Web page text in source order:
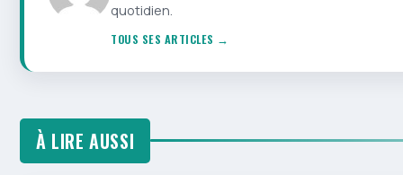
quotidien.
TOUS SES ARTICLES →
À LIRE AUSSI